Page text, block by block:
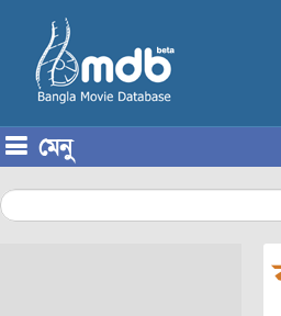
মেনু